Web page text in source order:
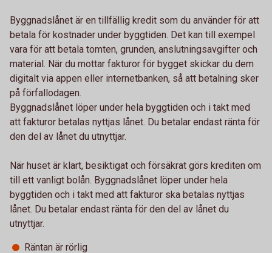
Byggnadslånet är en tillfällig kredit som du använder för att
betala för kostnader under byggtiden. Det kan till exempel
vara för att betala tomten, grunden, anslutningsavgifter och
material. När du mottar fakturor för bygget skickar du dem
digitalt via appen eller internetbanken, så att betalning sker
på förfallodagen.
Byggnadslånet löper under hela byggtiden och i takt med
att fakturor betalas nyttjas lånet. Du betalar endast ränta för
den del av lånet du utnyttjar.
När huset är klart, besiktigat och försäkrat görs krediten om
till ett vanligt bolån. Byggnadslånet löper under hela
byggtiden och i takt med att fakturor ska betalas nyttjas
lånet. Du betalar endast ränta för den del av lånet du
utnyttjar.
Räntan är rörlig